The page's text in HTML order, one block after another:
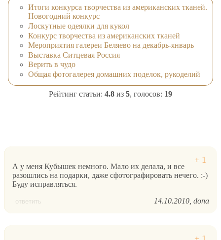
Итоги конкурса творчества из американских тканей.
Новогодний конкурс
Лоскутные одеялки для кукол
Конкурс творчества из американских тканей
Мероприятия галереи Беляево на декабрь-январь
Выставка Ситцевая Россия
Верить в чудо
Общая фотогалерея домашних поделок, рукоделий
Рейтинг статьи: 4.8 из 5, голосов: 19
А у меня Кубышек немного. Мало их делала, и все
разошлись на подарки, даже сфотографировать нечего. :-)
Буду исправляться.
ответить 14.10.2010 dona